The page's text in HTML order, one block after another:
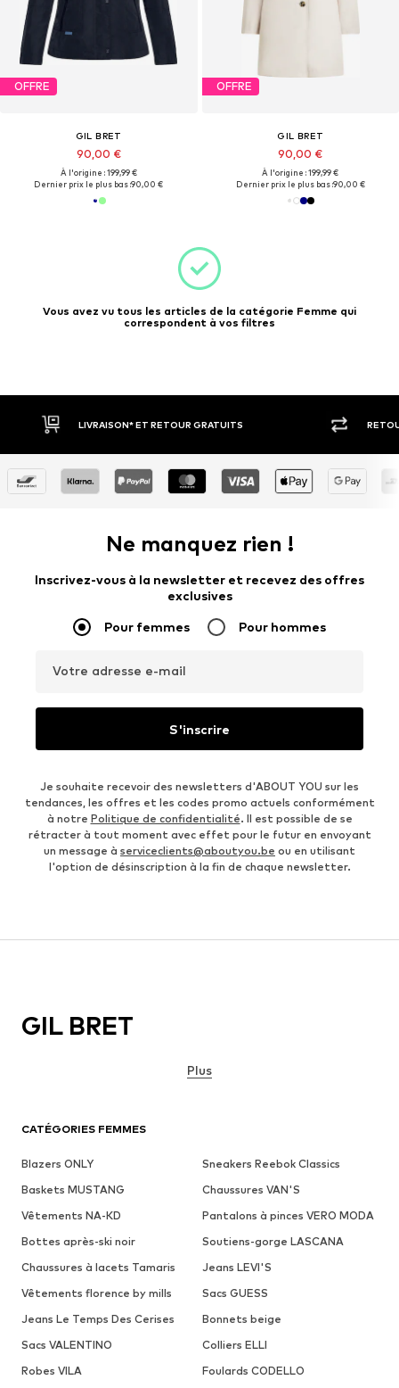
OFFRE
GIL BRET
90,00 €
À l'origine : 199,99 €
Dernier prix le plus bas :90,00 €
OFFRE
GIL BRET
90,00 €
À l'origine : 199,99 €
Dernier prix le plus bas :90,00 €
Vous avez vu tous les articles de la catégorie Femme qui
correspondent à vos filtres
RETOUR SOUS 30 JOURS
Ne manquez rien !
Inscrivez-vous à la newsletter et recevez des offres
exclusives
Pour femmes Pour hommes
Votre adresse e-mail
S'inscrire
Je souhaite recevoir des newsletters d'ABOUT YOU sur les
tendances, les offres et les codes promo actuels conformément
à notre Politique de confidentialité. Il est possible de se
rétracter à tout moment avec effet pour le futur en envoyant
un message à serviceclients@aboutyou.be ou en utilisant
l'option de désinscription à la fin de chaque newsletter.
CATÉGORIES FEMMES
Blazers ONLY
Sneakers Reebok Classics
Baskets MUSTANG
Chaussures VAN'S
Vêtements NA-KD
Pantalons à pinces VERO MODA
Bottes après-ski noir
Soutiens-gorge LASCANA
Chaussures à lacets Tamaris
Jeans LEVI'S
Vêtements florence by mills
Sacs GUESS
Jeans Le Temps Des Cerises
Bonnets beige
Sacs VALENTINO
Colliers ELLI
Robes VILA
Foulards CODELLO
GIL BRET
Plus